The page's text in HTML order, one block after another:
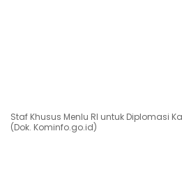
Staf Khusus Menlu RI untuk Diplomasi
(Dok. Kominfo.go.id)